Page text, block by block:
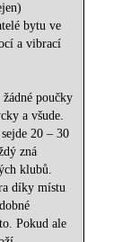
bytu ve
a vibrací
poučky
a všude.
20 – 30
zná
klubů.
díky místu
Pokud ale